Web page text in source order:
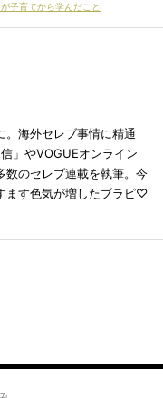
子育てから学んだこと
。海外セレブ事情に精通
」やVOGUEオンライン
数のセレブ連載を執筆。今
ます色気が増したブラピ♡